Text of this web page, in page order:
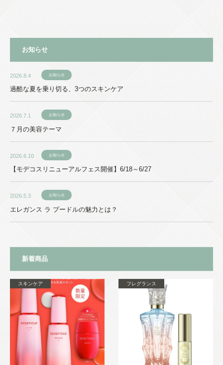
お知らせ
2026.8.4 お知らせ
過酷な夏を乗り切る、3つのスキンケア
2026.7.1 お知らせ
７月の美容テーマ
2026.6.10 お知らせ
【モデコスリニューアルフェス開催】6/18～6/27
2026.5.3 お知らせ
エレガンス ラ プードルの魅力とは？
新着商品
スキンケア フレグランス